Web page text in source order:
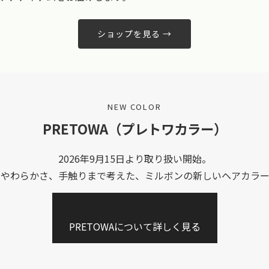
ショップを見る →
NEW COLOR
PRETOWA（プレトワカラー）
2026年9月15日より取り扱い開始。
わらかさ、手触りまで考えた、ミルボンの新しいヘアカラ
PRETOWAについて詳しく見る